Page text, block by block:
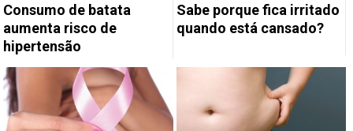
Consumo de batata
aumenta risco de
hipertensão
Sabe porque fica irritado
quando está cansado?